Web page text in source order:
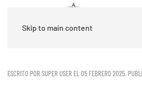
Skip to main content
ESCRITO POR SUPER USER EL05 FEBRERO 2025.